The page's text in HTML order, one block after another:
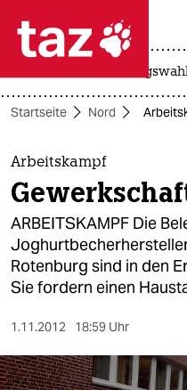
 taz
taz zahl
themen
politik
öko
gesellschaft
kultur
sport
Startseite Nord
Arbeitskampf
ARBEITSKAMPF Die
Rotenburg sind in den
Sie fordern einen
1.11.2012 18:59 Uhr